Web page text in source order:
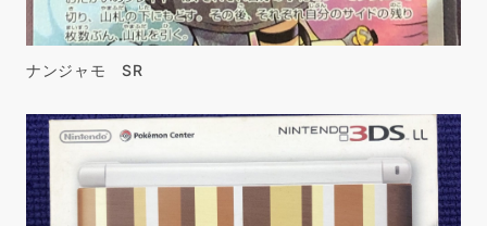
ナンジャモ SR